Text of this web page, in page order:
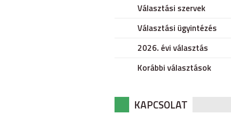
Választási szervek
Választási ügyintézés
2026. évi választás
Korábbi választások
KAPCSOLAT